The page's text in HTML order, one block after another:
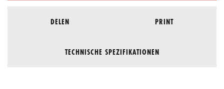
DELEN PRINT
TECHNISCHE SPEZIFIKATIONEN